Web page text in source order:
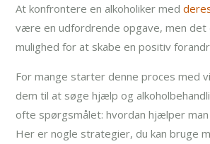
At konfrontere en alkoholiker med
være en udfordrende opgave, men det
mulighed for at skabe en positiv
For mange starter denne proces med
dem til at søge hjælp og
ofte spørgsmålet: hvordan hjælper man
Her er nogle strategier, du kan bruge